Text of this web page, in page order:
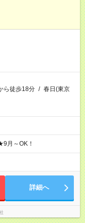
ら徒歩18分 / 春日(東京
月～OK！
詳細へ